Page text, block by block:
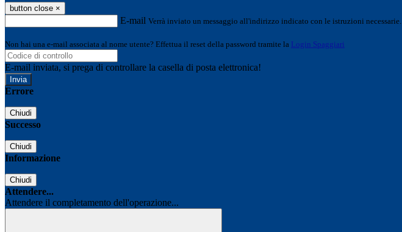
button close ×
E-mail Verrà inviato un messaggio all'indirizzo indicato con le istruzioni necessarie.
Non hai una e-mail associata al nome utente? Effettua il reset della password tramite la Login Spaggiari
E-mail inviata, si prega di controllare la casella di posta elettronica!
Errore
Chiudi
Successo
Chiudi
Informazione
Chiudi
Attendere...
Attendere il completamento dell'operazione...